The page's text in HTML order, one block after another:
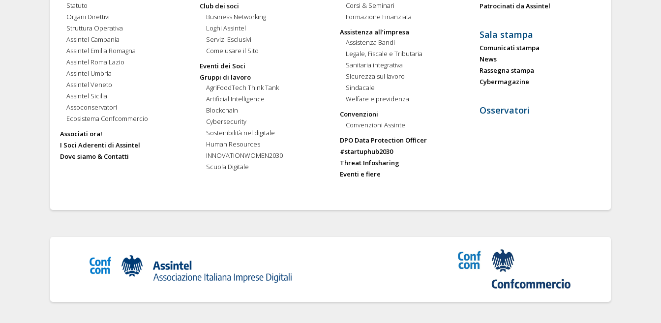
Statuto
Organi Direttivi
Struttura Operativa
Assintel Campania
Assintel Emilia Romagna
Assintel Roma Lazio
Assintel Umbria
Assintel Veneto
Assintel Sicilia
Assoconservatori
Ecosistema Confcommercio
Associati ora!
I Soci Aderenti di Assintel
Dove siamo & Contatti
Club dei soci
Business Networking
Loghi Assintel
Servizi Esclusivi
Come usare il Sito
Eventi dei Soci
Gruppi di lavoro
AgriFoodTech Think Tank
Artificial Intelligence
Blockchain
Cybersecurity
Sostenibilità nel digitale
Human Resources
INNOVATIONWOMEN2030
Scuola Digitale
Corsi & Seminari
Formazione Finanziata
Assistenza all’impresa
Assistenza Bandi
Legale, Fiscale e Tributaria
Sanitaria integrativa
Sicurezza sul lavoro
Sindacale
Welfare e previdenza
Convenzioni
Convenzioni Assintel
DPO Data Protection Officer
#startuphub2030
Threat Infosharing
Eventi e fiere
Patrocinati da Assintel
Sala stampa
Comunicati stampa
News
Rassegna stampa
Cybermagazine
Osservatori